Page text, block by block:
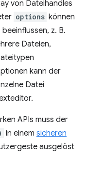
von Dateihandles
options können
z. B.
Dateien,
kann der
Datei
APIs muss der
in einem sicheren
ausgelöst